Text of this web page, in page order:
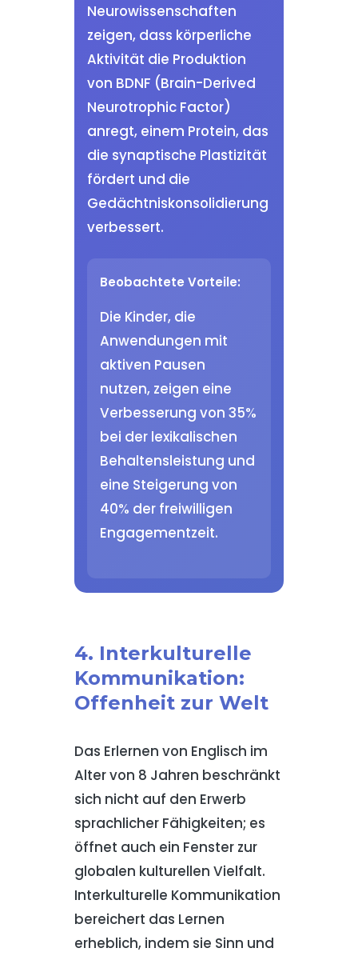
Neurowissenschaften
zeigen, dass körperliche
Aktivität die Produktion
von BDNF (Brain-Derived
Neurotrophic Factor)
anregt, einem Protein, das
die synaptische Plastizität
fördert und die
Gedächtniskonsolidierung
verbessert.
Beobachtete Vorteile:
Die Kinder, die
Anwendungen mit
aktiven Pausen
nutzen, zeigen eine
Verbesserung von 35%
bei der lexikalischen
Behaltensleistung und
eine Steigerung von
40% der freiwilligen
Engagementzeit.
4. Interkulturelle
Kommunikation:
Offenheit zur Welt
Das Erlernen von Englisch im
Alter von 8 Jahren beschränkt
sich nicht auf den Erwerb
sprachlicher Fähigkeiten; es
öffnet auch ein Fenster zur
globalen kulturellen Vielfalt.
Interkulturelle Kommunikation
bereichert das Lernen
erheblich, indem sie Sinn und